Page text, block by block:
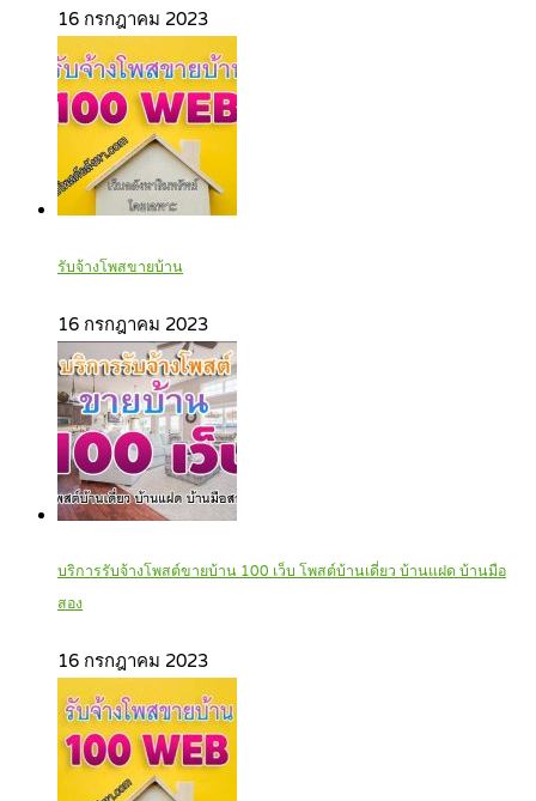
16 กรกฎาคม 2023
รับจ้างโพสขายบ้าน
16 กรกฎาคม 2023
บริการรับจ้างโพสต์ขายบ้าน 100 เว็บ โพสต์บ้านเดี่ยว บ้านแฝด บ้านมือ
สอง
16 กรกฎาคม 2023